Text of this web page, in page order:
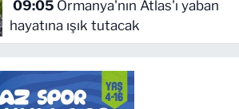
09:05Ormanya'nın Atlas'ı yaban
hayatına ışık tutacak